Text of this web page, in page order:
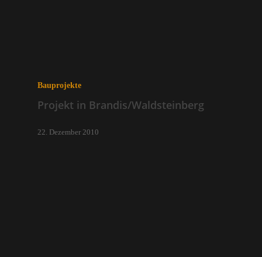
Bauprojekte
Projekt in Brandis/Waldsteinberg
22. Dezember 2010